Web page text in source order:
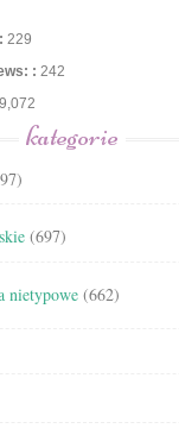
229
: 242
kategorie
(697)
nietypowe (662)